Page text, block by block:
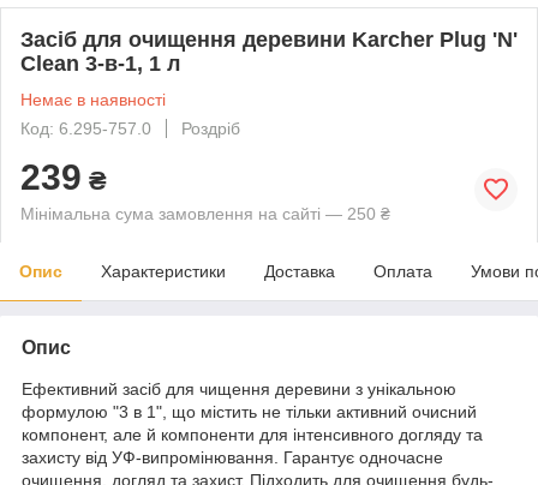
Засіб для очищення деревини Karcher Plug 'N'
Clean 3-в-1, 1 л
Немає в наявності
Код: 6.295-757.0
Роздріб
239 ₴
Мінімальна сума замовлення на сайті — 250 ₴
Опис Характеристики Доставка Оплата Умови
Опис
Ефективний засіб для чищення деревини з унікальною
формулою "3 в 1", що містить не тільки активний очисний
компонент, але й компоненти для інтенсивного догляду та
захисту від УФ-випромінювання. Гарантує одночасне
очищення, догляд та захист. Підходить для очищення будь-